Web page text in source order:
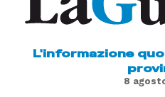
L'informazione
8